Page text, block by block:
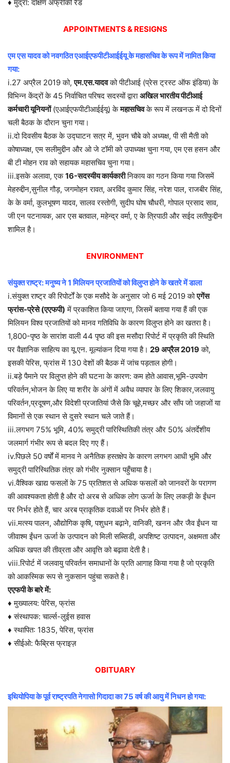
♦ मुद्रा: दक्षिण अफ्रीकी रैंड
APPOINTMENTS & RESIGNS
एम एस यादव को नवगठित एआईएफपीटीआईईयू के महासचिव के रूप में नामित किया
गया:
i.27 अप्रैल 2019 को,एम.एस.यादवको पीटीआई (प्रेस ट्रस्ट ऑफ इंडिया) के
विभिन्न केंद्रों के 45 निर्वाचित परिषद सदस्यों द्वाराअखिल भारतीय पीटीआई
कर्मचारी यूनियनों(एआईएफपीटीआईईयू) केमहासचिवके रूप में लखनऊ में दो दिनों
चली बैठक के दौरान चुना गया।
ii.दो दिवसीय बैठक के उद्घाटन सत्र में, भुवन चौबे को अध्यक्ष, पी सी मैती को
कोषाध्यक्ष, एम सलीमुद्दीन और ओ जे टॉमी को उपाध्यक्ष चुना गया, एम एस हसन और
बी टी मोहन राव को सहायक महासचिव चुना गया।
iii.इसके अलावा, एक16-सदस्यीय कार्यकारीनिकाय का गठन किया गया जिसमें
मेहरुद्दीन,सुनील गौड़, जगमोहन रावत, अरविंद कुमार सिंह, नरेश पाल, राजबीर सिंह,
के के वर्मा, कुलभूषण यादव, सालव रस्तोगी, सुदीप घोष चौधरी, गोपाल प्रसाद साव,
जी एन पटनायक, आर एस बतवाल, महेन्द्र वर्मा, ए के त्रिपाठी और सईद लतीफुद्दीन
शामिल है।
ENVIRONMENT
संयुक्त राष्ट्र: मनुष्य ने 1 मिलियन प्रजातियों को विलुप्त होने के खतरे में डाला
i.संयुक्त राष्ट्र की रिपोर्टों के एक मसौदे के अनुसार जो 6 मई 2019 कोएगेंस
फ्रांस-प्रेसे (एएफपी) में प्रकाशित किया जाएगा, जिसमें बताया गया हैं की एक
मिलियन विश्व प्रजातियों को मानव गतिविधि के कारण विलुप्त होने का खतरा है।
1,800-पृष्ठ के सारांश वाली 44 पृष्ठ की इस मसौदा रिपोर्ट में प्रकृति की स्थिति
पर वैज्ञानिक साहित्य का यू.एन. मूल्यांकन दिया गया है। 29 अप्रैल 2019को,
इसकी पेरिस, फ्रांस में 130 देशों की बैठक में जांच पड़ताल होगी।
ii.बड़े पैमाने पर विलुप्त होने की घटना के कारण: कम होते आवास,भूमि-उपयोग
परिवर्तन,भोजन के लिए या शरीर के अंगों में अवैध व्यापार के लिए शिकार,जलवायु
परिवर्तन,प्रदूषण,और विदेशी प्रजातियां जैसे कि चूहे,मच्छर और साँप जो जहाजों या
विमानों से एक स्थान से दुसरे स्थान चले जाते हैं।
iii.लगभग 75% भूमि, 40% समुद्री पारिस्थितिकी तंत्र और 50% अंतर्देशीय
जलमार्ग गंभीर रूप से बदल दिए गए हैं।
iv.पिछले 50 वर्षों में मानव ने अनैतिक हस्तक्षेप के कारण लगभग आधी भूमि और
समुद्री पारिस्थितिक तंत्र को गंभीर नुक्सान पहुँचाया है।
vi.वैश्विक खाद्य फसलों के 75 प्रतिशत से अधिक फसलों को जानवरों के परागण
की आवश्यकता होती है और दो अरब से अधिक लोग ऊर्जा के लिए लकड़ी के ईंधन
पर निर्भर होते हैं, चार अरब प्राकृतिक दवाओं पर निर्भर होते हैं।
vii.मत्स्य पालन, औद्योगिक कृषि, पशुधन बढ़ाने, वानिकी, खनन और जैव ईंधन या
जीवाश्म ईंधन ऊर्जा के उत्पादन को मिली सब्सिडी, अपशिष्ट उत्पादन, अक्षमता और
अधिक खपत की तीव्रता और आवृत्ति को बढ़ावा देती है।
viii.रिपोर्ट में जलवायु परिवर्तन समाधानों के प्रति आगाह किया गया है जो प्रकृति
को आकस्मिक रूप से नुकसान पहुंचा सकते है।
एएफपी के बारे में:
♦ मुख्यालय: पेरिस, फ्रांस
♦ संस्थापक: चार्ल्स-लुईस हवास
♦ स्थापित: 1835, पेरिस, फ्रांस
♦ सीईओ: फैब्रिस फ्राइज़
OBITUARY
इथियोपिया के पूर्व राष्ट्रपति नेगासो गिदादा का 75 वर्ष की आयु में निधन हो गया: